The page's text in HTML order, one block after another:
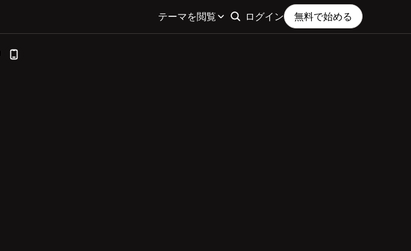
テーマを閲覧 ログイン 無料で始める